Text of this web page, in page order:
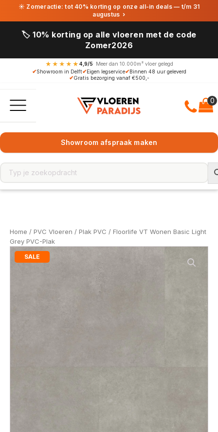
☀ Zomeractie: tot 40% korting op onze all-in deals — t/m 31
augustus ›
🏷️ 10% korting op alle vloeren met de code
Zomer2026
★★★★★ 4,9/5· Meer dan 10.000m² vloer gelegd
✔Showroom in Delft✔Eigen legservice✔Binnen 48 uur geleverd
✔Gratis bezorging vanaf €500,-
Showroom afspraak maken
Home / PVC Vloeren / Plak PVC / Floorlife VT Wonen Basic Light
Grey PVC-Plak
SALE